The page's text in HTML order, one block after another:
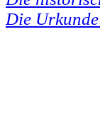
Die